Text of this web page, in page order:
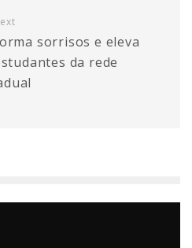
sorrisos e eleva
da rede